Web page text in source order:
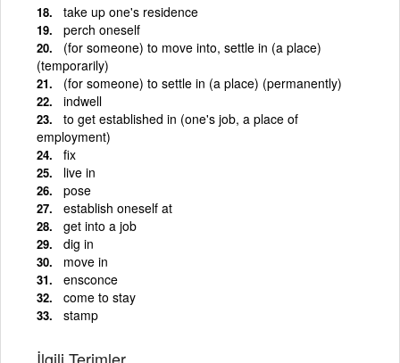
take up one's residence
perch oneself
(for someone) to move into, settle in (a place)
(temporarily)
(for someone) to settle in (a place) (permanently)
indwell
to get established in (one's job, a place of
employment)
fix
live in
pose
establish oneself at
get into a job
dig in
move in
ensconce
come to stay
stamp
İlgili Terimler